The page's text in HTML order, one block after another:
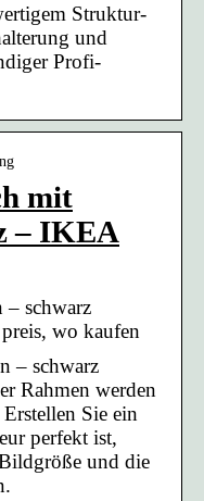
Struktur-
und
Profi-
mit
– IKEA
schwarz
wo kaufen
– schwarz
Rahmen werden
Sie ein
perfekt ist,
und die